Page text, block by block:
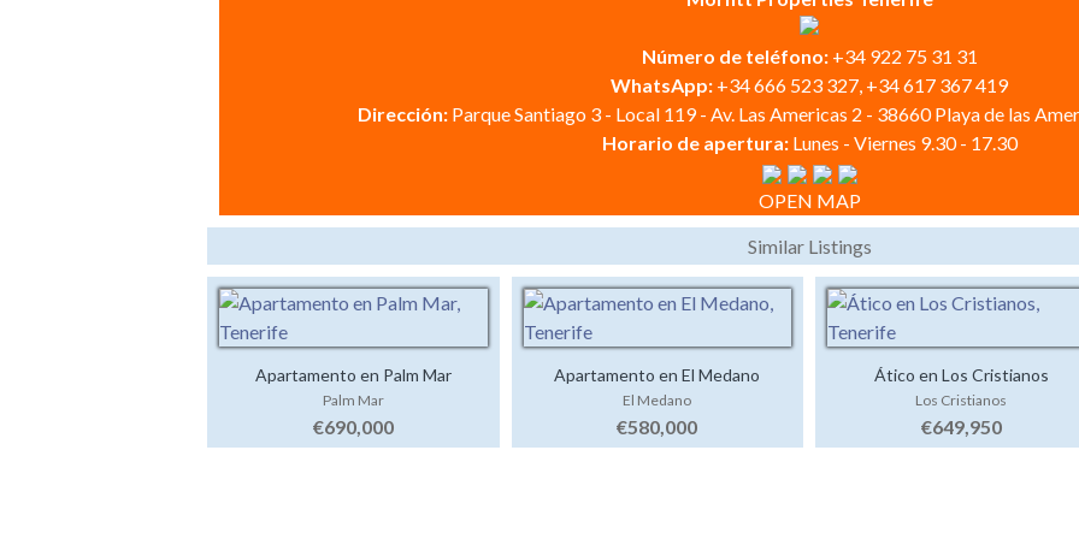
Número de teléfono: +34 922 75 31 31
WhatsApp: +34 666 523 327, +34 617 367 419
Dirección: Parque Santiago 3 - Local 119 - Av. Las Americas 2 - 38660 Playa de las
Horario de apertura: Lunes - Viernes 9.30 - 17.30
OPEN MAP
Similar Listings
Apartamento en Palm Mar
Palm Mar
€690,000
Apartamento en El Medano
El Medano
€580,000
Ático en Los Cristianos
Los Cristianos
€649,950